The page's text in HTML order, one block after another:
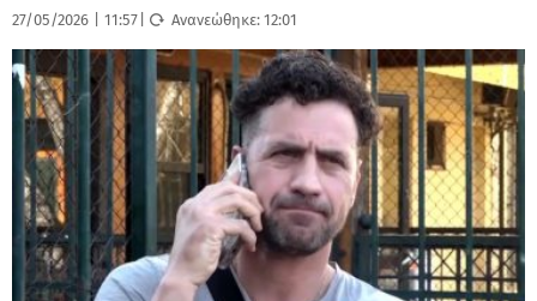
27/05/2026 11:57 Ανανεώθηκε:12:01